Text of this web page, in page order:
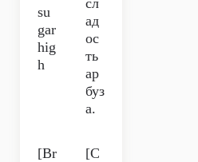
su
gar
hig
h
сл
ад
ос
ть
ар
буз
а.
[Br
[С